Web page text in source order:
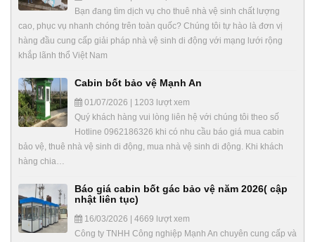
Bạn đang tìm dịch vụ cho thuê nhà vệ sinh chất lượng
cao, phục vụ nhanh chóng trên toàn quốc? Chúng tôi tự hào là đơn vị
hàng đầu cung cấp giải pháp nhà vệ sinh di động với mạng lưới rộng
khắp lãnh thổ Việt Nam
Cabin bốt bảo vệ Mạnh An
01/07/2026 | 1203 lượt xem
Quý khách hàng vui lòng liên hệ với chúng tôi theo số
Hotline 0962186326 khi có nhu cầu báo giá mua cabin
bảo vệ, thuê nhà vệ sinh di động, mua nhà vệ sinh di động. Khi khách
hàng chia…
Báo giá cabin bốt gác bảo vệ năm 2026( cập
nhật liên tục)
16/03/2026 | 4669 lượt xem
Công ty TNHH Công nghiệp Mạnh An chuyên cung cấp và